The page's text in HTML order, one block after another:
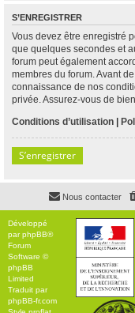
S’ENREGISTRER
Vous devez être enregistré
que quelques secondes et
forum peut également
membres du forum. Avant
connaissance de nos
privée. Assurez-vous de
Conditions d’utilisation |
S’enregistrer
Nous contacter
Développé
parphpBB®
Forum
Software ©
phpBB
Limited
Traduit par
phpBB-fr.com